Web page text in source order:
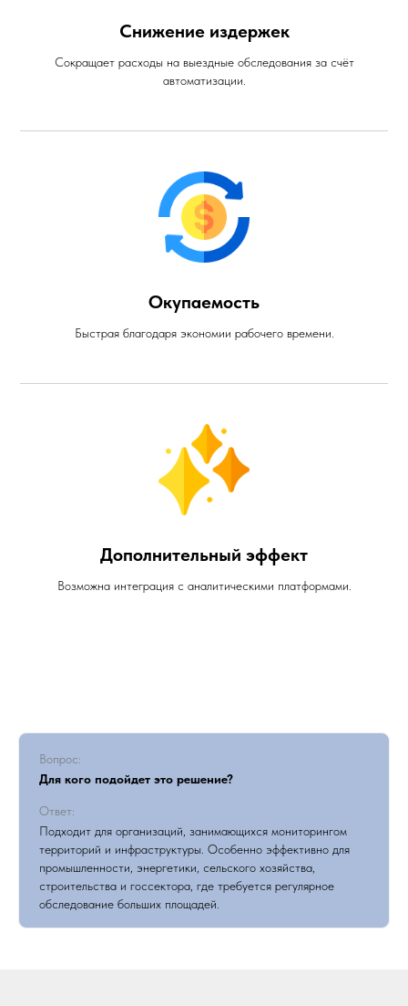
Снижение издержек
Сокращает расходы на выездные обследования за счёт
автоматизации.
Окупаемость
Быстрая благодаря экономии рабочего времени.
Дополнительный эффект
Возможна интеграция с аналитическими платформами.
Вопрос:
Для кого подойдет это решение?
Ответ:
Подходит для организаций, занимающихся мониторингом
территорий и инфраструктуры. Особенно эффективно для
промышленности, энергетики, сельского хозяйства,
строительства и госсектора, где требуется регулярное
обследование больших площадей.